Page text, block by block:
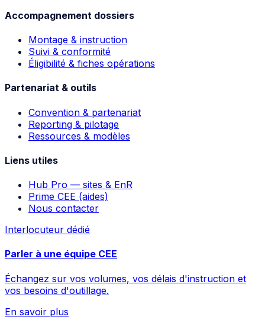
Accompagnement dossiers
Montage & instruction
Suivi & conformité
Éligibilité & fiches opérations
Partenariat & outils
Convention & partenariat
Reporting & pilotage
Ressources & modèles
Liens utiles
Hub Pro — sites & EnR
Prime CEE (aides)
Nous contacter
Interlocuteur dédié
Parler à une équipe CEE
Échangez sur vos volumes, vos délais d'instruction et
vos besoins d'outillage.
En savoir plus